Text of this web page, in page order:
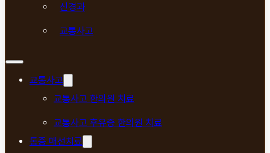
신경과
교통사고
교통사고
교통사고 한의원 치료
교통사고 후유증 한의원 치료
통증 매선치료